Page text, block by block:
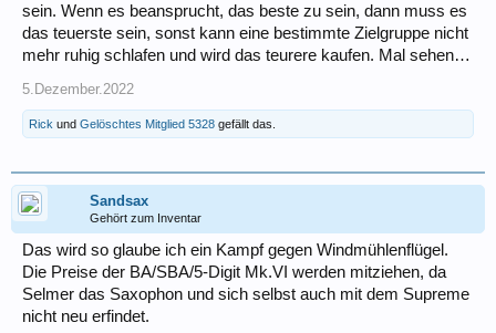
sein. Wenn es beansprucht, das beste zu sein, dann muss es
das teuerste sein, sonst kann eine bestimmte Zielgruppe nicht
mehr ruhig schlafen und wird das teurere kaufen. Mal sehen…
5.Dezember.2022
Rick und Gelöschtes Mitglied 5328 gefällt das.
Sandsax
Gehört zum Inventar
Das wird so glaube ich ein Kampf gegen Windmühlenflügel.
Die Preise der BA/SBA/5-Digit Mk.VI werden mitziehen, da
Selmer das Saxophon und sich selbst auch mit dem Supreme
nicht neu erfindet.